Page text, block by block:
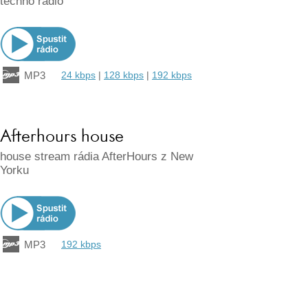
MP3 24 kbps | 128 kbps | 192 kbps
Afterhours house
house stream rádia AfterHours z New
Yorku
MP3 192 kbps